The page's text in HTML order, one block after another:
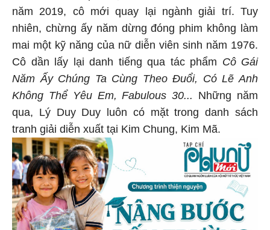
năm 2019, cô mới quay lại ngành giải trí. Tuy
nhiên, chừng ấy năm dừng đóng phim không làm
mai một kỹ năng của nữ diễn viên sinh năm 1976.
Cô dần lấy lại danh tiếng qua tác phẩm Cô Gái
Năm Ấy Chúng Ta Cùng Theo Đuổi, Có Lẽ Anh
Không Thể Yêu Em, Fabulous 30...
Những năm
qua, Lý Duy Duy luôn có mặt trong danh sách
tranh giải diễn xuất tại Kim Chung, Kim Mã.